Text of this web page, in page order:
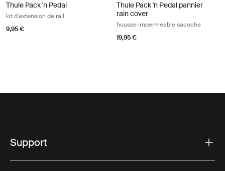
Thule Pack 'n Pedal
kit d'extension de rail
9,95 €
Thule Pack 'n Pedal pannier
rain cover
housse imperméable sacoche
19,95 €
Support